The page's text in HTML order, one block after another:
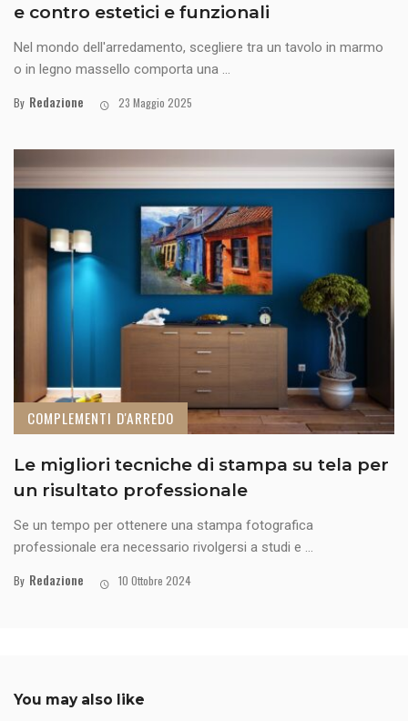
e contro estetici e funzionali
Nel mondo dell'arredamento, scegliere tra un tavolo in marmo
o in legno massello comporta una ...
By Redazione 23 Maggio 2025
COMPLEMENTI D'ARREDO
Le migliori tecniche di stampa su tela per
un risultato professionale
Se un tempo per ottenere una stampa fotografica
professionale era necessario rivolgersi a studi e ...
By Redazione 10 Ottobre 2024
You may also like